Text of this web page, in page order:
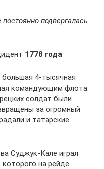
подвергалась
1778 года
4-тысячная
командующим флота.
солдат были
за огромный
и татарские
Суджук-Кале играл
на рейде